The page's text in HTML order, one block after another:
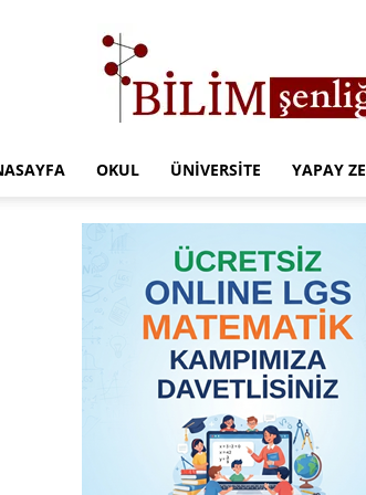
Eğitim
Kampüsü
OKUL ÜNIVERSITE YAPAY